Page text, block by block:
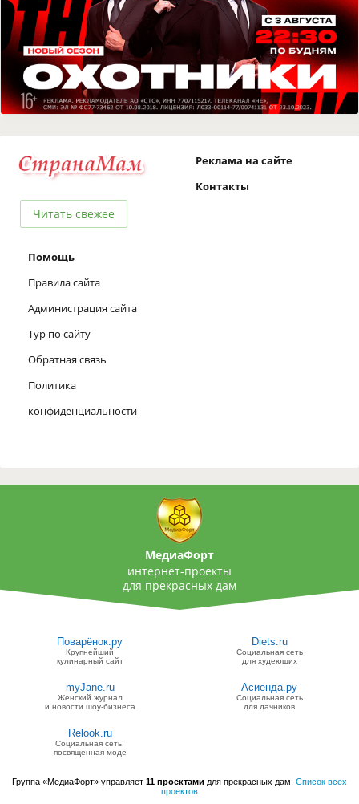
Читать свежее
Реклама на сайте
Контакты
Помощь
Правила сайта
Администрация сайта
Тур по сайту
Обратная связь
Политика
конфиденциальности
МедиаФорт
интернет-проекты
для прекрасных дам
Поварёнок.ру
Крупнейший
кулинарный сайт
Diets.ru
Социальная сеть
для худеющих
myJane.ru
Женский журнал
и новости шоу-бизнеса
Асиенда.ру
Социальная сеть
для дачников
Relook.ru
Социальная сеть,
посвященная моде
Группа «МедиаФорт» управляет 11 проектами для прекрасных дам. Список всех
проектов